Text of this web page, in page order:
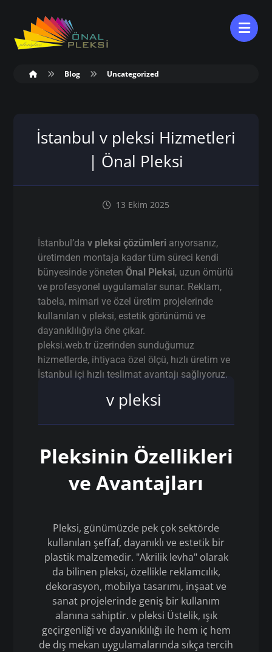
Blog Uncategorized
İstanbul v pleksi Hizmetleri
| Önal Pleksi
13 Ekim 2025
İstanbul’dav pleksi çözümleri arıyorsanız,
üretimden montaja kadar tüm süreci kendi
bünyesinde yönetenÖnal Pleksi, uzun ömürlü
ve profesyonel uygulamalar sunar. Reklam,
tabela, mimari ve özel üretim projelerinde
kullanılan v pleksi, estetik görünümü ve
dayanıklılığıyla öne çıkar.
pleksi.web.tr üzerinden sunduğumuz
hizmetlerde, ihtiyaca özel ölçü, hızlı üretim ve
İstanbul içi hızlı teslimat avantajı sağlıyoruz.
v pleksi
Pleksinin Özellikleri
ve Avantajları
Pleksi, günümüzde pek çok sektörde
kullanılan şeffaf, dayanıklı ve estetik bir
plastik malzemedir. "Akrilik levha" olarak
da bilinen pleksi, özellikle reklamcılık,
dekorasyon, mobilya tasarımı, inşaat ve
sanat projelerinde geniş bir kullanım
alanına sahiptir. v pleksi Üstelik, ışık
geçirgenliği ve dayanıklılığı ile hem iç hem
de dış mekan uygulamalarında sıkça tercih